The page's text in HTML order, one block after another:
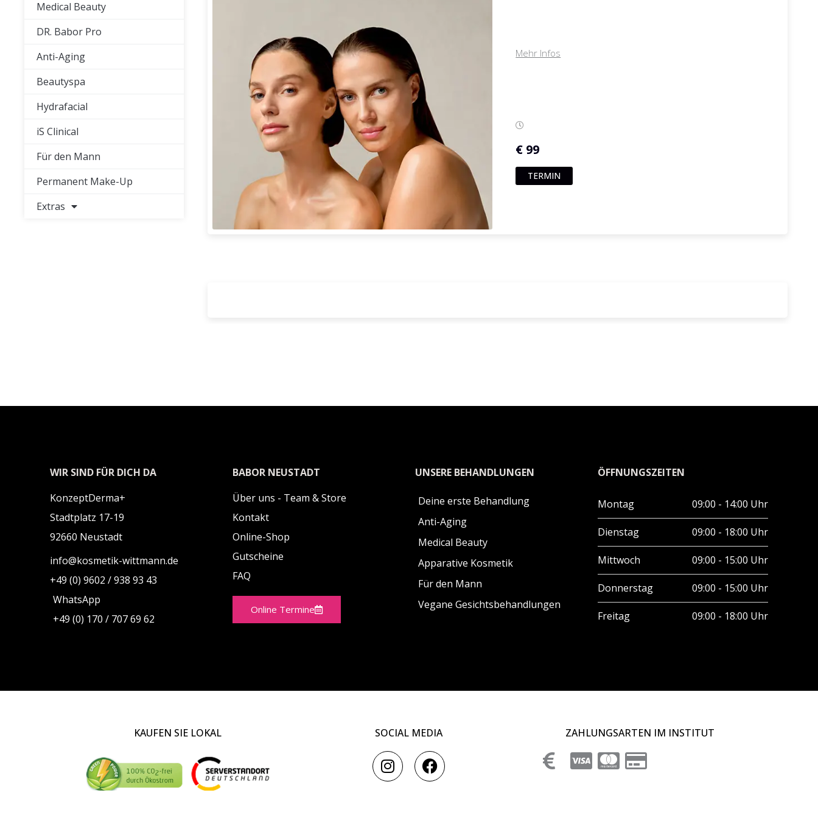
Medical Beauty
DR. Babor Pro
Anti-Aging
Beautyspa
Hydrafacial
iS Clinical
Für den Mann
Permanent Make-Up
Extras
Mehr Infos
€ 99
TERMIN
WIR SIND FÜR DICH DA
KonzeptDerma+
Stadtplatz 17-19
92660 Neustadt
info@kosmetik-wittmann.de
+49 (0) 9602 / 938 93 43
WhatsApp
+49 (0) 170 / 707 69 62
BABOR NEUSTADT
Über uns - Team & Store
Kontakt
Online-Shop
Gutscheine
FAQ
Online Termine
UNSERE BEHANDLUNGEN
Deine erste Behandlung
Anti-Aging
Medical Beauty
Apparative Kosmetik
Für den Mann
Vegane Gesichtsbehandlungen
ÖFFNUNGSZEITEN
Montag 09:00 - 14:00 Uhr
Dienstag 09:00 - 18:00 Uhr
Mittwoch 09:00 - 15:00 Uhr
Donnerstag 09:00 - 15:00 Uhr
Freitag 09:00 - 18:00 Uhr
KAUFEN SIE LOKAL SOCIAL MEDIA
I
n
s
F
a
c
ZAHLUNGSARTEN IM INSTITUT